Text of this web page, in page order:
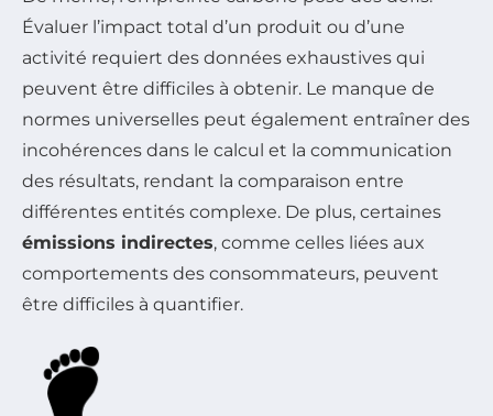
Évaluer l’impact total d’un produit ou d’une
activité requiert des données exhaustives qui
peuvent être difficiles à obtenir. Le manque de
normes universelles peut également entraîner des
incohérences dans le calcul et la communication
des résultats, rendant la comparaison entre
différentes entités complexe. De plus, certaines
émissions indirectes, comme celles liées aux
comportements des consommateurs, peuvent
être difficiles à quantifier.